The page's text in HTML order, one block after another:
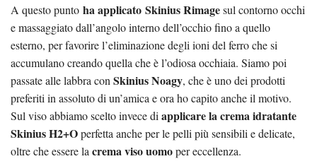
A questo punto ha applicato Skinius Rimagesul contorno occhi
e massaggiato dall’angolo interno dell’occhio fino a quello
esterno, per favorire l’eliminazione degli ioni del ferro che si
accumulano creando quella che è l’odiosa occhiaia. Siamo poi
passate alle labbra con Skinius Noagy, che è uno dei prodotti
preferiti in assoluto di un’amica e ora ho capito anche il motivo.
Sul viso abbiamo scelto invece di applicare la crema idratante
Skinius H2+Operfetta anche per le pelli più sensibili e delicate,
oltre che essere la crema viso uomoper eccellenza.